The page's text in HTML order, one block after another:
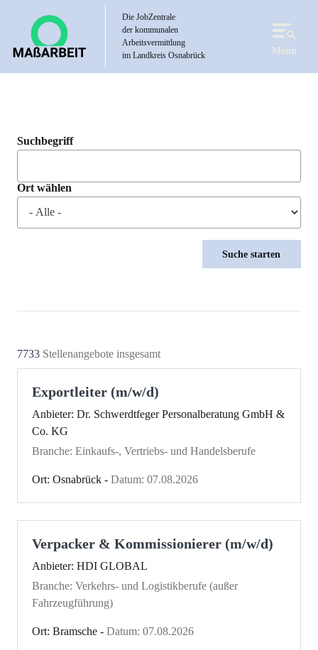
Die JobZentrale
der kommunalen
Arbeitsvermittlung
im Landkreis Osnabrück
Menü
Suchbegriff
Ort wählen
7733 Stellenangebote insgesamt
Exportleiter (m/w/d)
Anbieter: Dr. Schwerdtfeger Personalberatung GmbH &
Co. KG
Branche: Einkaufs-, Vertriebs- und Handelsberufe
Ort: Osnabrück - Datum: 07.08.2026
Verpacker & Kommissionierer (m/w/d)
Anbieter: HDI GLOBAL
Branche: Verkehrs- und Logistikberufe (außer
Fahrzeugführung)
Ort: Bramsche - Datum: 07.08.2026